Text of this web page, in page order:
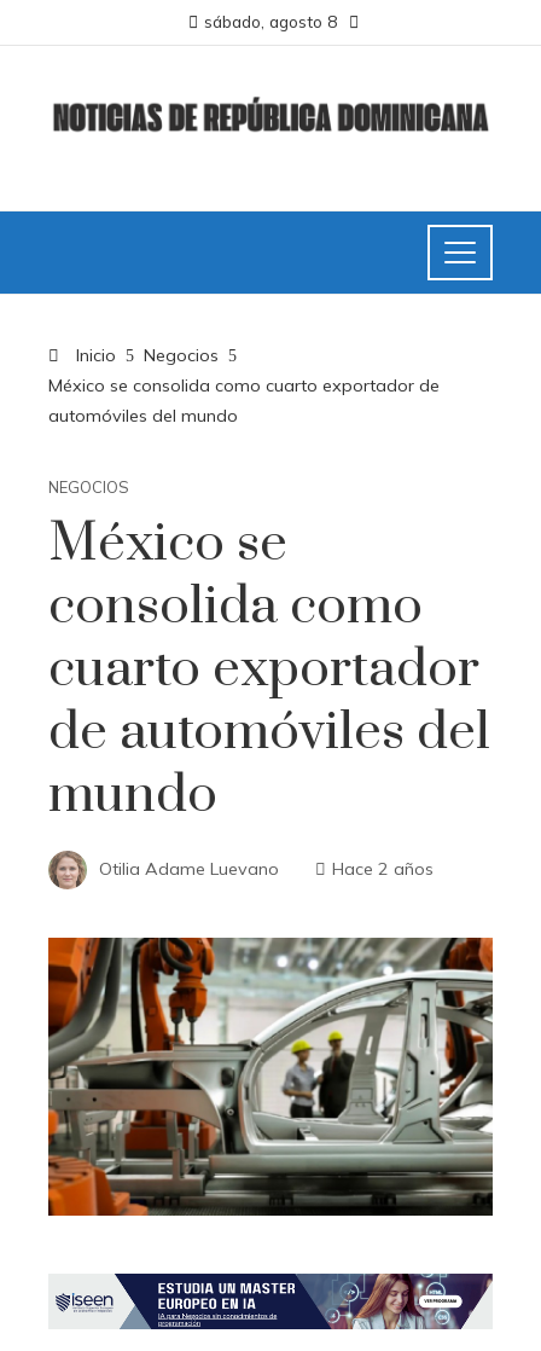
sábado, agosto 8
Inicio
Negocios
México se consolida como cuarto exportador de
automóviles del mundo
NEGOCIOS
México se
consolida como
cuarto exportador
de automóviles del
mundo
Otilia Adame Luevano Hace 2 años